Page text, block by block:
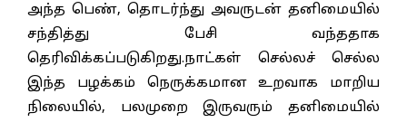
அந்த பெண், தொடர்ந்து அவருடன் தனிமையில்
சந்தித்து பேசி வந்ததாக
தெரிவிக்கப்படுகிறது.நாட்கள் செல்லச் செல்ல
இந்த பழக்கம் நெருக்கமான உறவாக மாறிய
நிலையில், பலமுறை இருவரும் தனிமையில்